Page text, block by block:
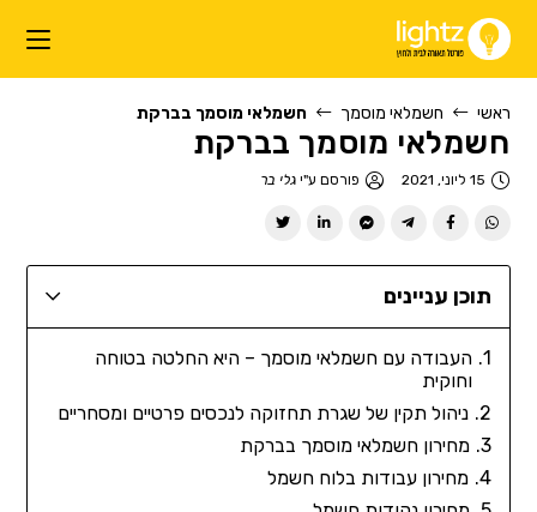
ראשי חשמלאי מוסמך חשמלאי מוסמך בברקת
חשמלאי מוסמך בברקת
15 ליוני, 2021 פורסם ע"יגלי בר
תוכן עניינים
העבודה עם חשמלאי מוסמך – היא החלטה בטוחה
וחוקית
ניהול תקין של שגרת תחזוקה לנכסים פרטיים ומסחריים
מחירון חשמלאי מוסמך בברקת
מחירון עבודות בלוח חשמל